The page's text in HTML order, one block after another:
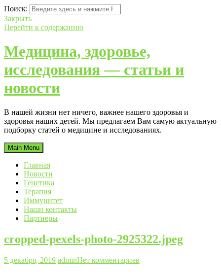
Поиск:
Закрыть
Перейти к содержанию
Медицина, здоровье,
исследования — статьи и
новости
В нашей жизни нет ничего, важнее нашего здоровья и
здоровья наших детей. Мы предлагаем Вам самую актуальную
подборку статей о медицине и исследованиях.
Main Menu
Главная
Новости
Генетика
Терапия
Иммунитет
Наши контакты
Партнеры
cropped-pexels-photo-2925322.jpeg
5 декабря, 2019 adminНет комментариев